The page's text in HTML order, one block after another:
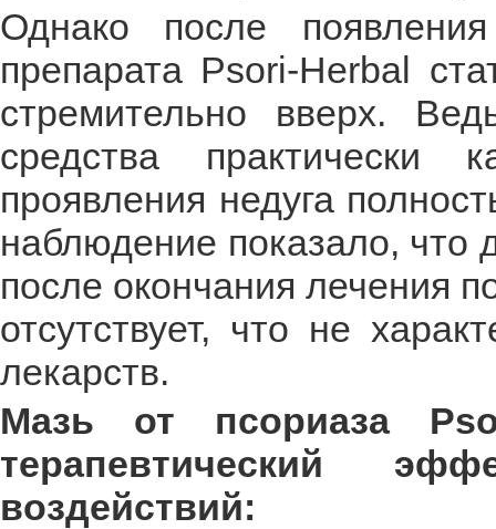
Однако после
препарата Psori-Herbal
стремительно вверх.
средства практически
проявления недуга
наблюдение показало, что
после окончания лечения
отсутствует, что не
лекарств.
Мазь от псориаза
терапевтический
воздействий: